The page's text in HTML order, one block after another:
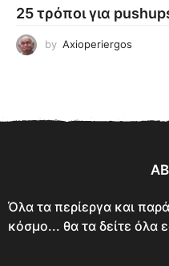
25 τρόποι για
by Axioperiergos
Όλα τα περίεργα και
κόσμο... θα τα δείτε όλα